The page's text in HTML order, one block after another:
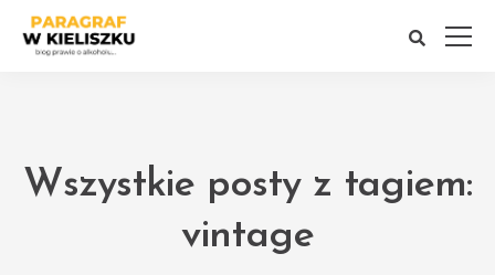
Wszystkie posty z tagiem:
vintage